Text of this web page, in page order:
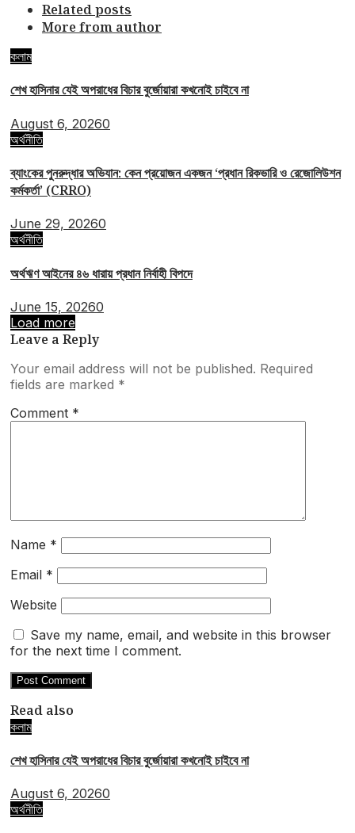
Related posts
More from author
কলাম
শেখ হাসিনার যেই অপরাধের বিচার বুর্জোয়ারা কখনোই চাইবে না
August 6, 20260
অর্থনীতি
ব্যাংকের পুনরুদ্ধার অভিযান: কেন প্রয়োজন একজন ‘প্রধান রিকভারি ও রেজোলিউশন
কর্মকর্তা’ (CRRO)
June 29, 20260
অর্থনীতি
অর্থঋণ আইনের ৪৬ ধারায় প্রধান নির্বাহী বিপদে
June 15, 20260
Load more
Leave a Reply
Your email address will not be published. Required
fields are marked *
Comment *
Name *
Email *
Website
Save my name, email, and website in this browser
for the next time I comment.
Read also
কলাম
শেখ হাসিনার যেই অপরাধের বিচার বুর্জোয়ারা কখনোই চাইবে না
August 6, 20260
অর্থনীতি